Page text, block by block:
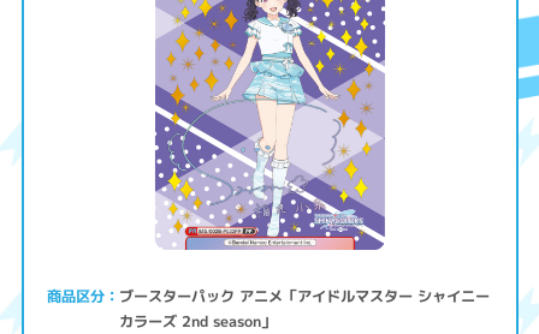
商品区分 ブースターパック アニメ「アイドルマスター シャイニー
カラーズ 2nd season」